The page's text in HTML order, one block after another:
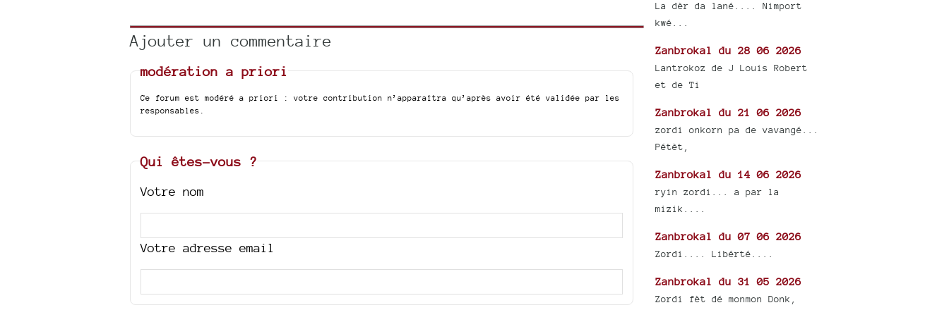
Ajouter un commentaire
modération a priori
Ce forum est modéré a priori : votre contribution n’apparaîtra qu’après avoir été validée par les
responsables.
Qui êtes-vous ?
Votre nom
Votre adresse email
La dèr da lané.... Nimport
kwé...
Zanbrokal du 28 06 2026
Lantrokoz de J Louis Robert
et de Ti
Zanbrokal du 21 06 2026
zordi onkorn pa de vavangé...
Pétèt,
Zanbrokal du 14 06 2026
ryin zordi... a par la
mizik....
Zanbrokal du 07 06 2026
Zordi.... Libérté....
Zanbrokal du 31 05 2026
Zordi fèt dé monmon Donk,